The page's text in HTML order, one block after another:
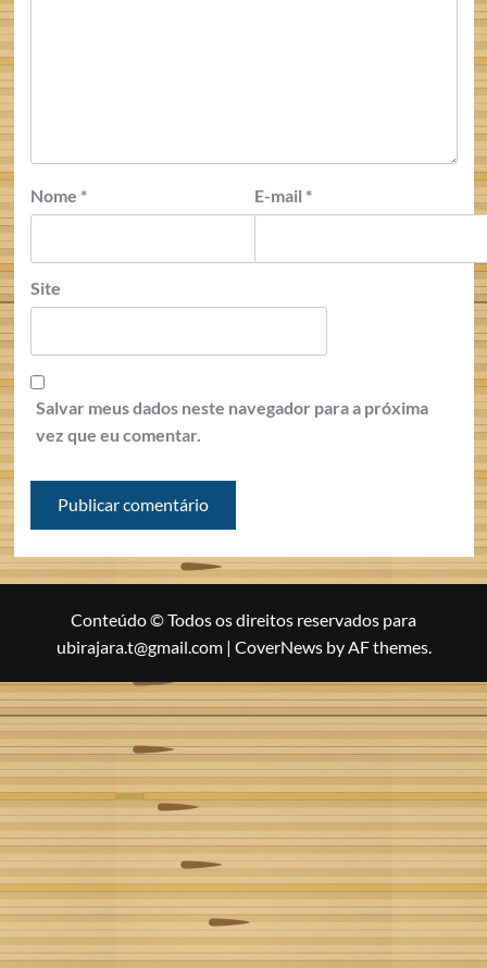
Nome * E-mail *
Site
Salvar meus dados neste navegador para a próxima
vez que eu comentar.
Conteúdo © Todos os direitos reservados para
ubirajara.t@gmail.com | CoverNewsby AF themes.